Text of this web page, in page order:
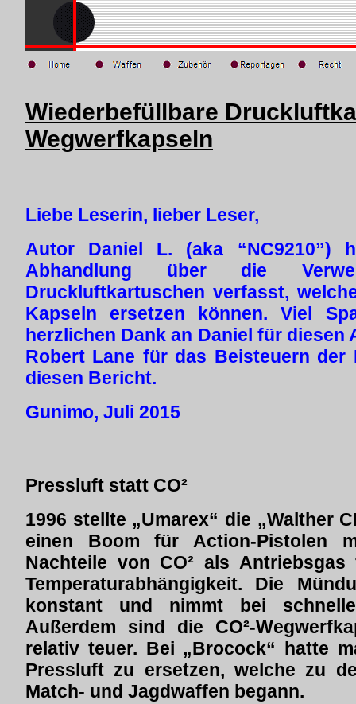
Wiederbefüllbare
Wegwerfkapseln
Liebe Leserin, lieber Leser,
Autor Daniel L. (aka “NC9210”)
Abhandlung über die
Druckluftkartuschen verfasst,
Kapseln ersetzen können. Viel
herzlichen Dank an Daniel für diesen
Robert Lane für das Beisteuern
diesen Bericht.
Gunimo, Juli 2015
Pressluft statt CO²
1996 stellte „Umarex“ die „Walther
einen Boom für Action-Pistolen
Nachteile von CO² als
Temperaturabhängigkeit. Die
konstant und nimmt bei
Außerdem sind die CO²-
relativ teuer. Bei „Brocock“ hatte
Pressluft zu ersetzen, welche zu
Match- und Jagdwaffen begann.